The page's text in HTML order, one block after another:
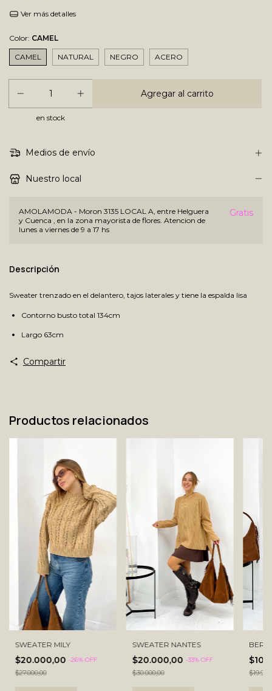
Ver más detalles
Color: CAMEL
CAMEL NATURAL NEGRO ACERO
en stock
Medios de envío
Nuestro local
AMOLAMODA - Moron 3135 LOCAL A, entre Helguera
y Cuenca , en la zona mayorista de flores. Atencion de
lunes a viernes de 9 a 17 hs
Gratis
Descripción
Sweater trenzado en el delantero, tajos laterales y tiene la espalda lisa
Contorno busto total 134cm
Largo 63cm
Compartir
Productos relacionados
SWEATER MILY
$20.000,00 -26% OFF
$27.000,00
SWEATER NANTES
$20.000,00 -33% OFF
$30.000,00